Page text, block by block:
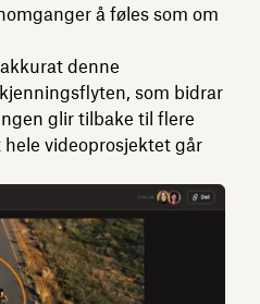
å føles som om
denne
som bidrar
glir tilbake til flere
videoprosjektet går